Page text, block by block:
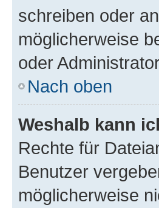
schreiben oder
möglicherweise
oder
Nach oben
Weshalb kann
Rechte für
Benutzer
möglicherweise